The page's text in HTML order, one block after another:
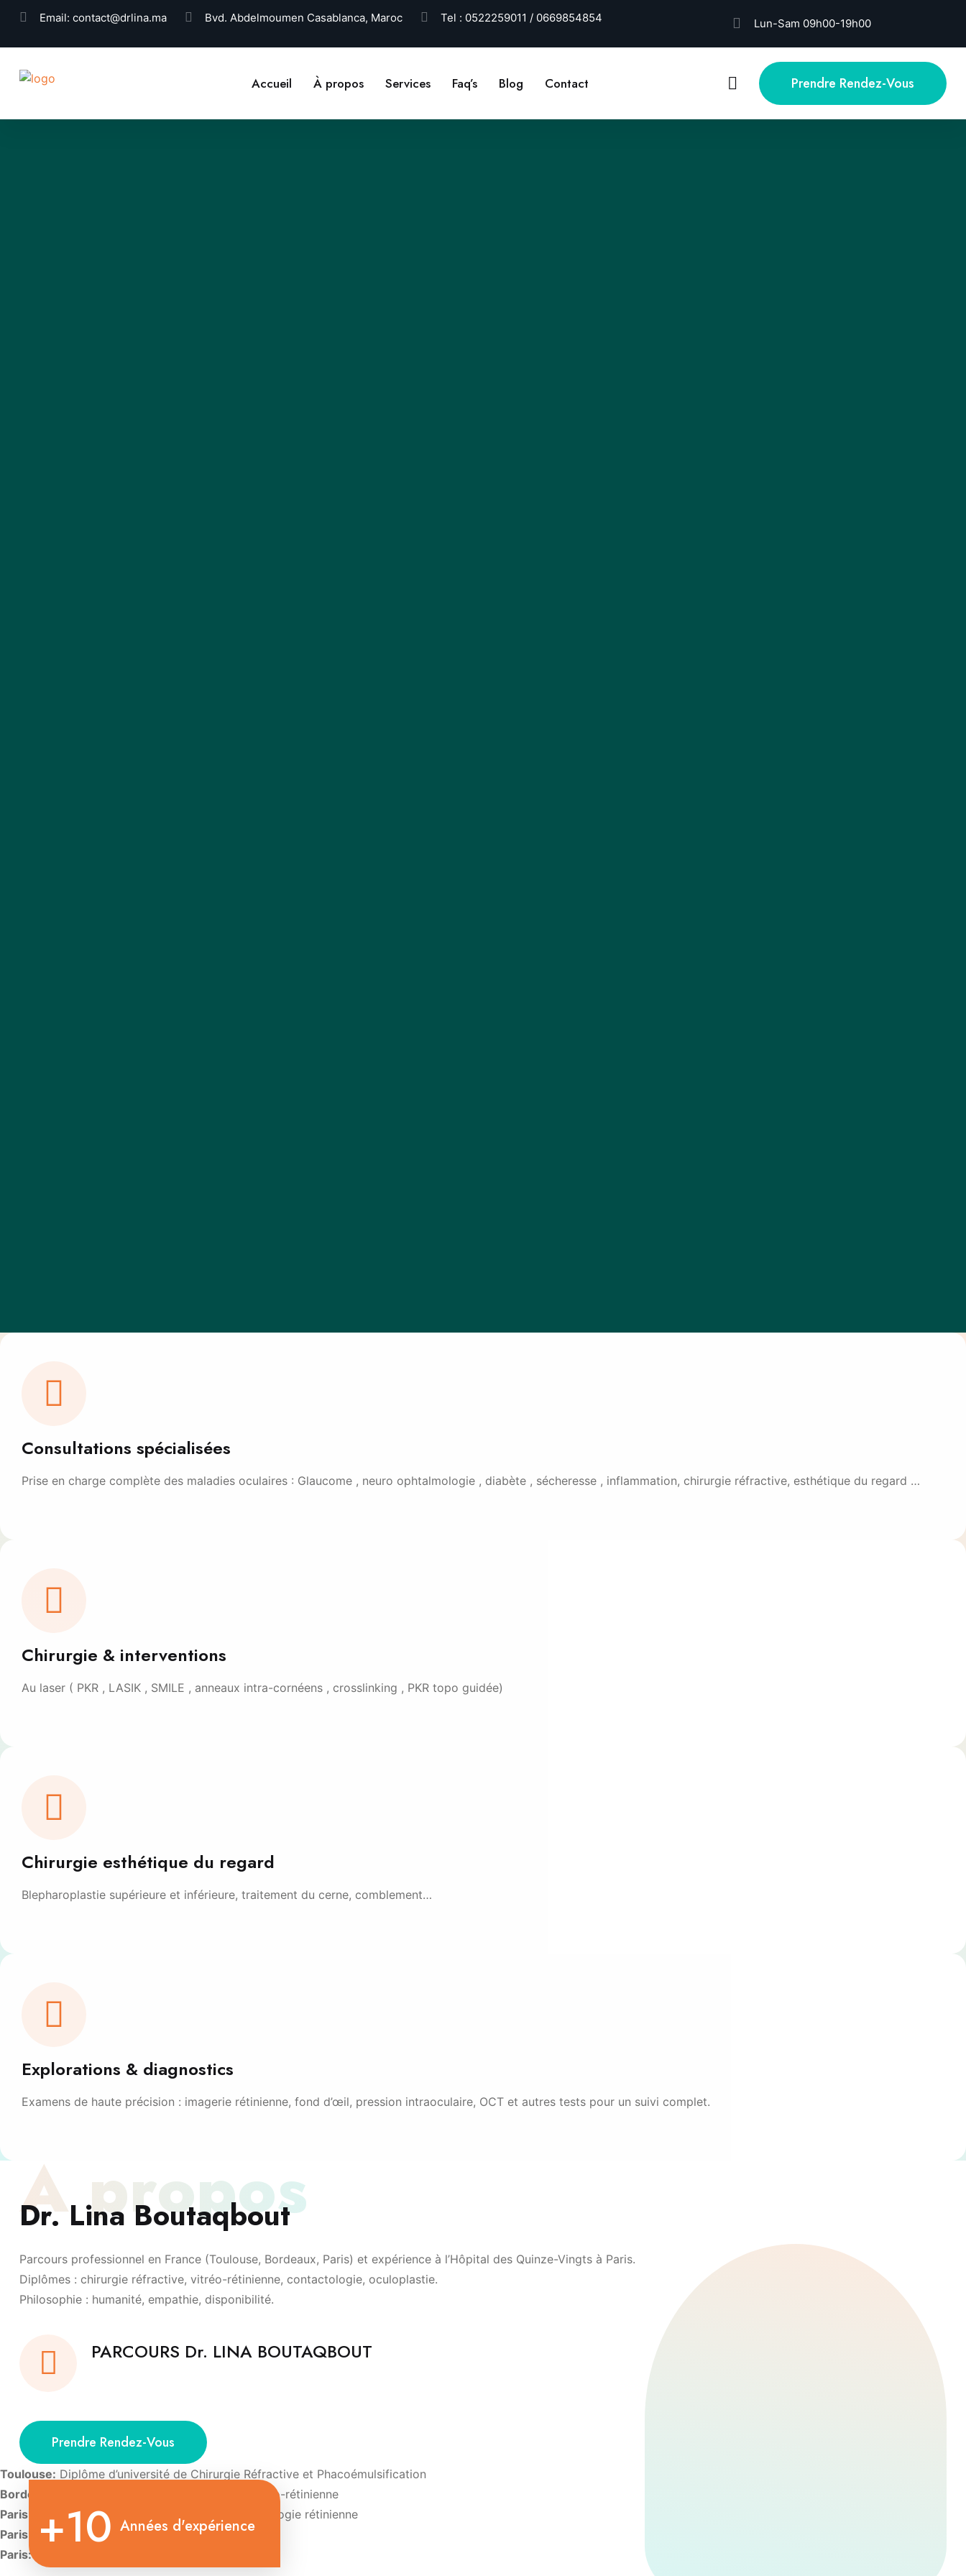
Email: contact@drlina.ma Bvd. Abdelmoumen Casablanca, Maroc Tel : 0522259011 / 0669854854 Lun-Sam 09h00-19h00
Accueil À propos Services Faq’s Blog Contact Prendre Rendez-Vous
Consultations spécialisées
Prise en charge complète des maladies oculaires : Glaucome , neuro ophtalmologie , diabète , sécheresse , inflammation, chirurgie réfractive, esthétique du regard …
Chirurgie & interventions
Au laser ( PKR , LASIK , SMILE , anneaux intra-cornéens , crosslinking , PKR topo guidée)
Chirurgie esthétique du regard
Blepharoplastie supérieure et inférieure, traitement du cerne, comblement…
Explorations & diagnostics
Examens de haute précision : imagerie rétinienne, fond d’œil, pression intraoculaire, OCT et autres tests pour un suivi complet.
À propos
Dr. Lina Boutaqbout
Parcours professionnel en France (Toulouse, Bordeaux, Paris) et expérience à l’Hôpital des Quinze-Vingts à Paris.
Diplômes : chirurgie réfractive, vitréo-rétinienne, contactologie, oculoplastie.
Philosophie : humanité, empathie, disponibilité.
PARCOURS Dr. LINA BOUTAQBOUT
Prendre Rendez-Vous
Toulouse: Diplôme d’université de Chirurgie Réfractive et Phacoémulsification
Bordeaux:
Diplôme d’Université de Chirurgie vitréo-rétinienne
Paris:
Diplôme d’Université d’Imagerie et de pathologie rétinienne
Paris:
Diplôme d’Université de Contactologie.
Paris:Diplôme d’oculoplastie esthétique
+10 Années d'expérience